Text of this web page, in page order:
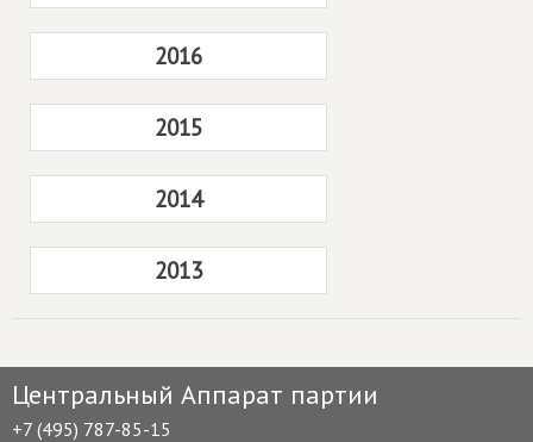
2016
2015
2014
2013
Центральный Аппарат партии
+7 (495) 787-85-15